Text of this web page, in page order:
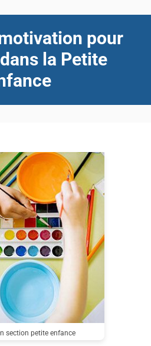
pour
la Petite
section petite enfance